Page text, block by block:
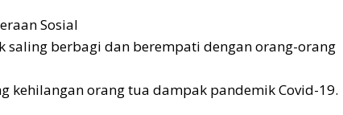
Sosial
saling berbagi dan berempati dengan orang-orang
kehilangan orang tua dampak pandemik Covid-19.